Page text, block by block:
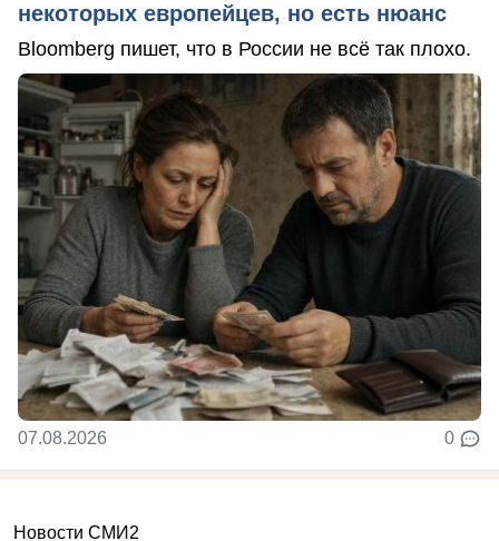
некоторых европейцев, но есть нюанс
Bloomberg пишет, что в России не всё так плохо.
07.08.2026 0
Новости СМИ2